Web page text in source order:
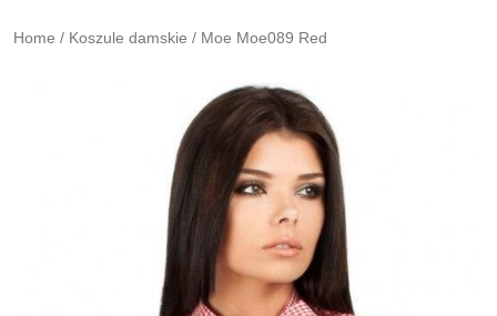
Home / Koszule damskie / Moe Moe089 Red